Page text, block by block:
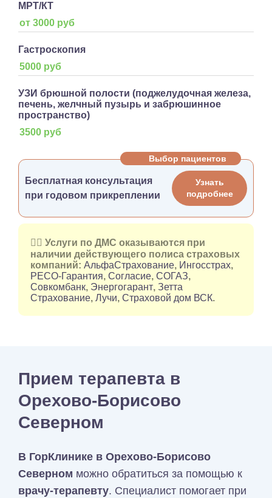
МРТ/КТ
от 3000 руб
Гастроскопия
5000 руб
УЗИ брюшной полости (поджелудочная железа,
печень, желчный пузырь и забрюшинное
пространство)
3500 руб
Выбор пациентов
Бесплатная консультация
при годовом прикреплении
Узнать
подробнее
👉🏻 Услуги по ДМС оказываются при
наличии действующего полиса страховых
компаний: АльфаСтрахование, Ингосстрах,
РЕСО-Гарантия, Согласие, СОГАЗ,
Совкомбанк, Энергогарант, Зетта
Страхование, Лучи, Страховой дом ВСК.
Прием терапевта в
Орехово-Борисово
Северном
В ГорКлинике в Орехово-Борисово
Северном можно обратиться за помощью к
врачу-терапевту. Специалист помогает при